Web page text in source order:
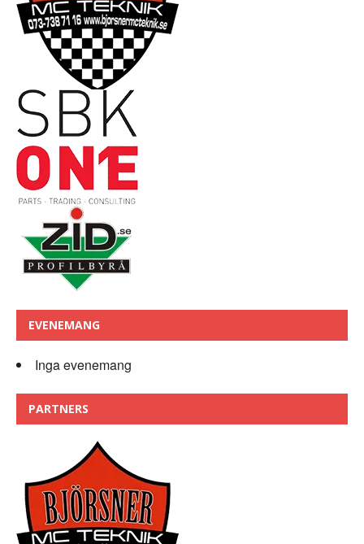
EVENEMANG
Inga evenemang
PARTNERS